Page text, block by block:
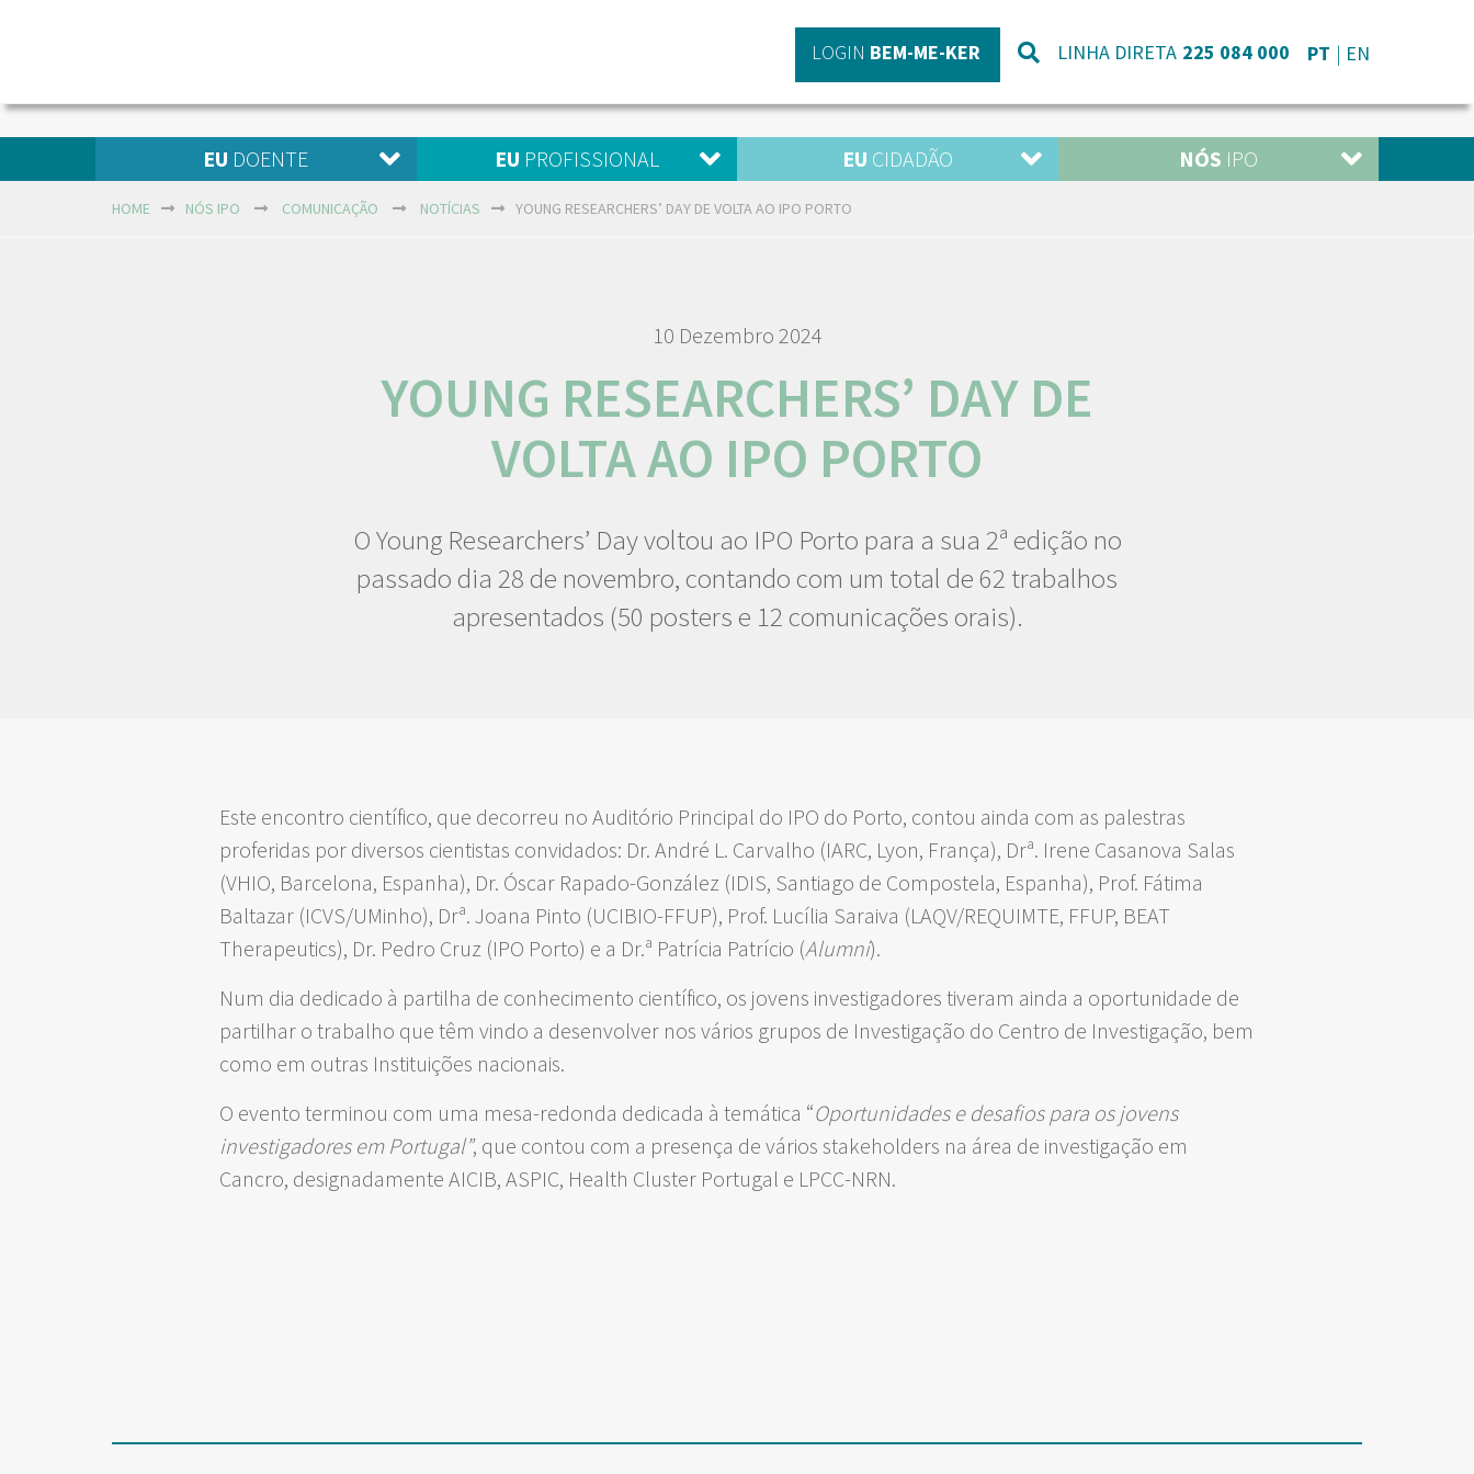
LOGIN BEM-ME-KER LINHA DIRETA 225 084 000 PT EN
EU DOENTE EU PROFISSIONAL EU CIDADÃO NÓS IPO
HOME NÓS IPO COMUNICAÇÃO NOTÍCIAS YOUNG RESEARCHERS’ DAY DE VOLTA AO IPO PORTO
10 Dezembro 2024
YOUNG RESEARCHERS’ DAY DE
VOLTA AO IPO PORTO
O Young Researchers’ Day voltou ao IPO Porto para a sua 2ª edição no
passado dia 28 de novembro, contando com um total de 62 trabalhos
apresentados (50 posters e 12 comunicações orais).
Este encontro científico, que decorreu no Auditório Principal do IPO do Porto, contou ainda com as palestras
proferidas por diversos cientistas convidados: Dr. André L. Carvalho (IARC, Lyon, França), Drª. Irene Casanova Salas
(VHIO, Barcelona, Espanha), Dr. Óscar Rapado-González (IDIS, Santiago de Compostela, Espanha), Prof. Fátima
Baltazar (ICVS/UMinho), Drª. Joana Pinto (UCIBIO-FFUP), Prof. Lucília Saraiva (LAQV/REQUIMTE, FFUP, BEAT
Therapeutics), Dr. Pedro Cruz (IPO Porto) e a Dr.ª Patrícia Patrício (Alumni).
Num dia dedicado à partilha de conhecimento científico, os jovens investigadores tiveram ainda a oportunidade de
partilhar o trabalho que têm vindo a desenvolver nos vários grupos de Investigação do Centro de Investigação, bem
como em outras Instituições nacionais.
O evento terminou com uma mesa-redonda dedicada à temática “Oportunidades e desafios para os jovens
investigadores em Portugal”, que contou com a presença de vários stakeholders na área de investigação em
Cancro, designadamente AICIB, ASPIC, Health Cluster Portugal e LPCC-NRN.